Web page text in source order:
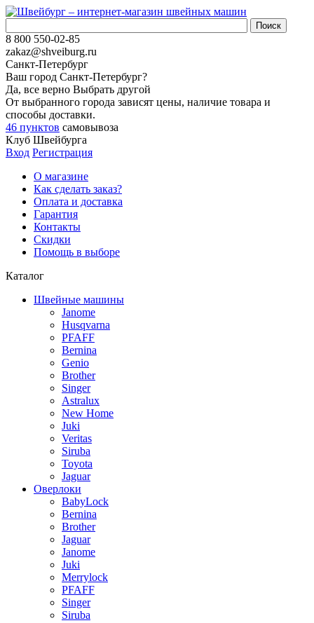
8 800 550-02-85
zakaz@shveiburg.ru
Санкт-Петербург
Ваш город Санкт-Петербург?
Да, все верно Выбрать другой
От выбранного города зависят цены, наличие товара и
способы доставки.
46 пунктов самовывоза
Клуб Швейбурга
Вход Регистрация
О магазине
Как сделать заказ?
Оплата и доставка
Гарантия
Контакты
Скидки
Помощь в выборе
Каталог
Швейные машины
Janome
Husqvarna
PFAFF
Bernina
Genio
Brother
Singer
Astralux
New Home
Juki
Veritas
Siruba
Toyota
Jaguar
Оверлоки
BabyLock
Bernina
Brother
Jaguar
Janome
Juki
Merrylock
PFAFF
Singer
Siruba